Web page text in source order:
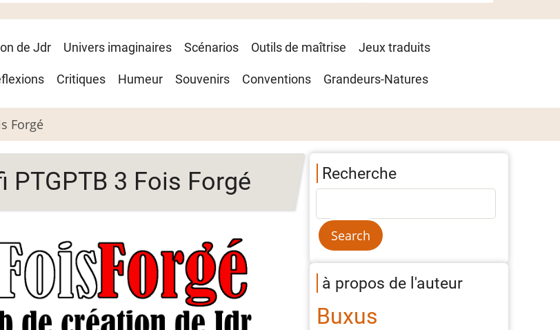
de Jdr Univers imaginaires Scénarios Outils de maîtrise Jeux traduits
Critiques Humeur Souvenirs Conventions Grandeurs-Natures
Forgé
PTGPTB 3 Fois Forgé Recherche
à propos de l'auteur
Buxus